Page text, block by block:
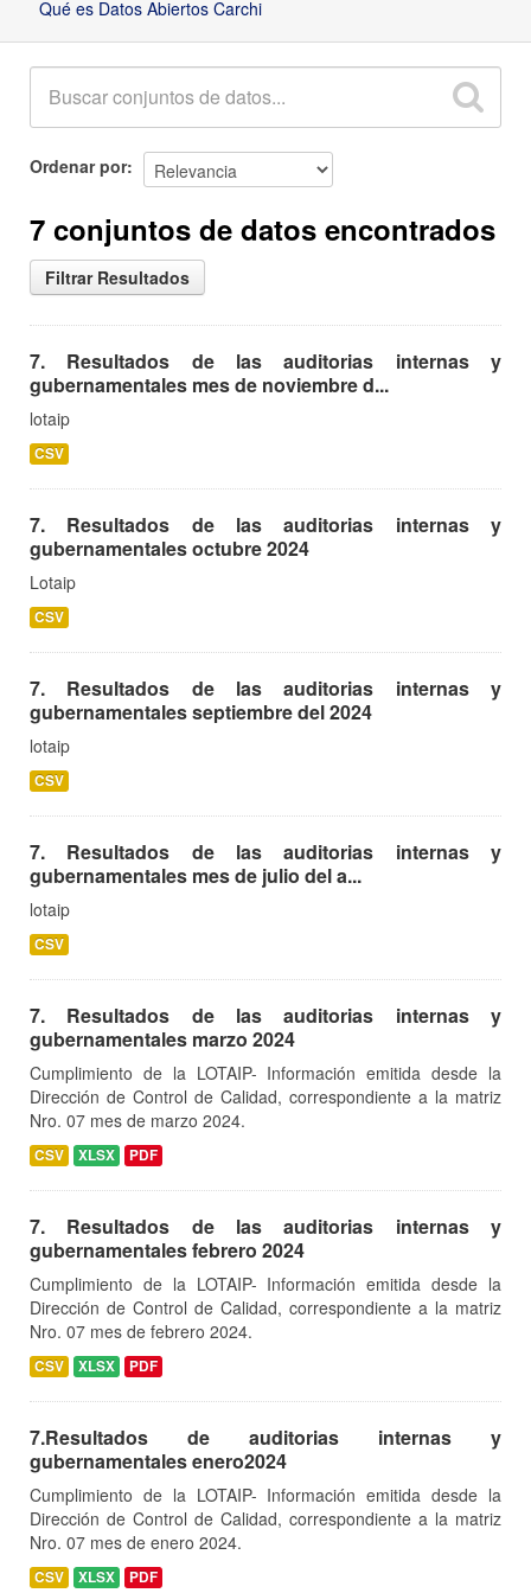
Qué es Datos Abiertos Carchi
Ordenar por
7 conjuntos de datos encontrados
Filtrar Resultados
7. Resultados de las auditorias internas y
gubernamentales mes de noviembre d...
lotaip
CSV
7. Resultados de las auditorias internas y
gubernamentales octubre 2024
Lotaip
CSV
7. Resultados de las auditorias internas y
gubernamentales septiembre del 2024
lotaip
CSV
7. Resultados de las auditorias internas y
gubernamentales mes de julio del a...
lotaip
CSV
7. Resultados de las auditorias internas y
gubernamentales marzo 2024
Cumplimiento de la LOTAIP- Información emitida desde la
Dirección de Control de Calidad, correspondiente a la matriz
Nro. 07 mes de marzo 2024.
CSV XLSX PDF
7. Resultados de las auditorias internas y
gubernamentales febrero 2024
Cumplimiento de la LOTAIP- Información emitida desde la
Dirección de Control de Calidad, correspondiente a la matriz
Nro. 07 mes de febrero 2024.
CSV XLSX PDF
7.Resultados de auditorias internas y
gubernamentales enero2024
Cumplimiento de la LOTAIP- Información emitida desde la
Dirección de Control de Calidad, correspondiente a la matriz
Nro. 07 mes de enero 2024.
CSV XLSX PDF